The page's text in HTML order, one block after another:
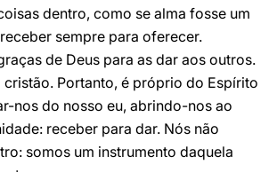
dentro, como se alma fosse um
sempre para oferecer.
de Deus para as dar aos outros.
cristão. Portanto, é próprio do Espírito
nos do nosso eu, abrindo-nos ao
receber para dar. Nós não
somos um instrumento daquela